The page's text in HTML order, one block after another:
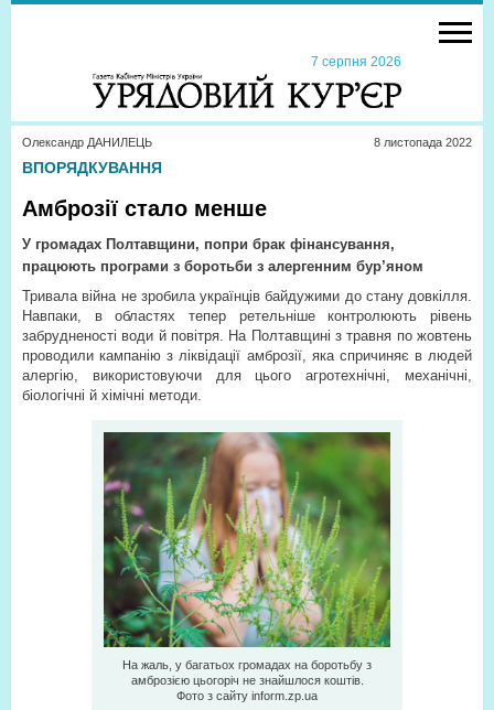
7 серпня 2026
Олександр ДАНИЛЕЦЬ 8 листопада 2022
ВПОРЯДКУВАННЯ
Амброзії стало менше
У громадах Полтавщини, попри брак фінансування,
працюють програми з боротьби з алергенним бур’яном
Тривала війна не зробила українців байдужими до стану довкілля.
Нав­паки, в областях тепер ретельніше контролюють рівень
забрудненості води й повітря. На Полтавщині з травня по жовтень
проводили кампанію з ліквідації амброзії, яка спричиняє в людей
алергію, використовуючи для цього агротехнічні, механічні,
біологічні й хімічні методи.
На жаль, у багатьох громадах на боротьбу з
амброзією цьогоріч не знайшлося коштів.
Фото з сайту inform.zp.ua